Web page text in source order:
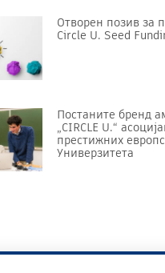
Отворен позив за
Circle U. Seed
Постаните бренд
„CIRCLE U.“
престижних
Универзитета